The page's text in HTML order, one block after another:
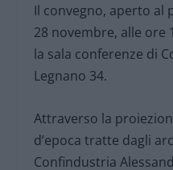
Il convegno, aperto al
28 novembre, alle ore
la sala conferenze di
Legnano 34.
Attraverso la
d’epoca tratte dagli
Confindustria